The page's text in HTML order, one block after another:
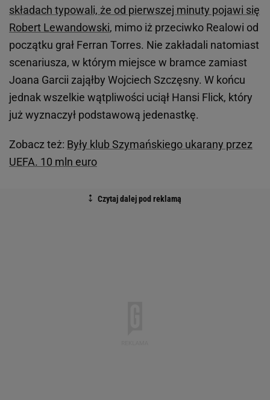
składach typowali, że od pierwszej minuty pojawi się
Robert Lewandowski, mimo iż przeciwko Realowi od
początku grał Ferran Torres. Nie zakładali natomiast
scenariusza, w którym miejsce w bramce zamiast
Joana Garcii zająłby Wojciech Szczęsny. W końcu
jednak wszelkie wątpliwości uciął Hansi Flick, który
już wyznaczył podstawową jedenastkę.
Zobacz też: Były klub Szymańskiego ukarany przez
UEFA. 10 mln euro